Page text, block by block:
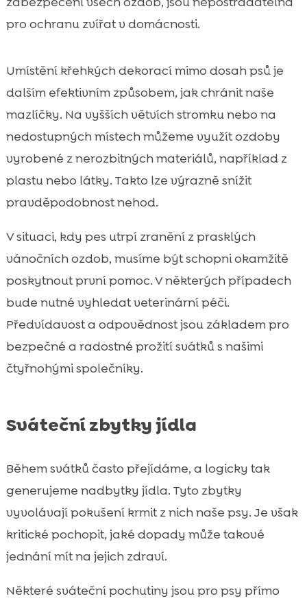
pro ochranu zvířat v domácnosti.
Umístění křehkých dekorací mimo dosah psů je
dalším efektivním způsobem, jak chránit naše
mazlíčky. Na vyšších větvích stromku nebo na
nedostupných místech můžeme využít ozdoby
vyrobené z nerozbitných materiálů, například z
plastu nebo látky. Takto lze výrazně snížit
pravděpodobnost nehod.
V situaci, kdy pes utrpí zranění z prasklých
vánočních ozdob, musíme být schopni okamžitě
poskytnout první pomoc. V některých případech
bude nutné vyhledat veterinární péči.
Předvídavost a odpovědnost jsou základem pro
bezpečné a radostné prožití svátků s našimi
čtyřnohými společníky.
Sváteční zbytky jídla
Během svátků často přejídáme, a logicky tak
generujeme nadbytky jídla. Tyto zbytky
vyvolávají pokušení krmit z nich naše psy. Je však
kritické pochopit, jaké dopady může takové
jednání mít na jejich zdraví.
Některé sváteční pochutiny jsou pro psy přímo